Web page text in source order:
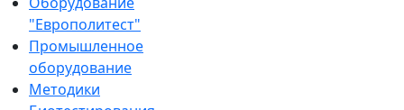
"Европолитест"
Промышленное
оборудование
Методики